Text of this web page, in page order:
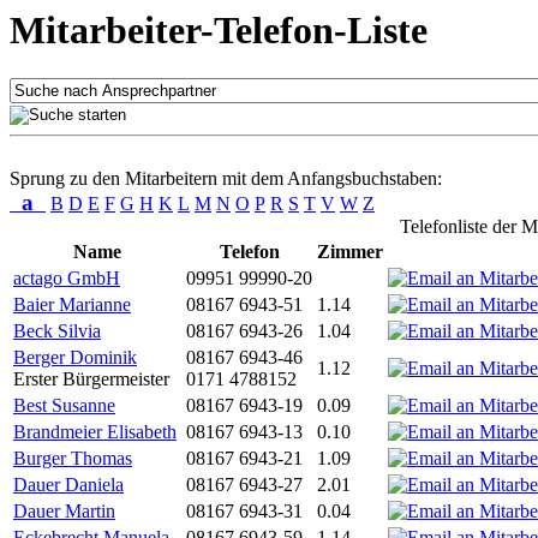
Mitarbeiter-Telefon-Liste
Sprung zu den Mitarbeitern mit dem Anfangsbuchstaben:
a B D E F G H K L M N O P R S T V W Z
Telefonliste der
Name
Telefon
Zimmer
actago GmbH
09951 99990-20
Baier Marianne
08167 6943-51
1.14
Beck Silvia
08167 6943-26
1.04
Berger Dominik
Erster Bürgermeister
08167 6943-46
0171 4788152
1.12
Best Susanne
08167 6943-19
0.09
Brandmeier Elisabeth 08167 6943-13
0.10
Burger Thomas
08167 6943-21
1.09
Dauer Daniela
08167 6943-27
2.01
Dauer Martin
08167 6943-31
0.04